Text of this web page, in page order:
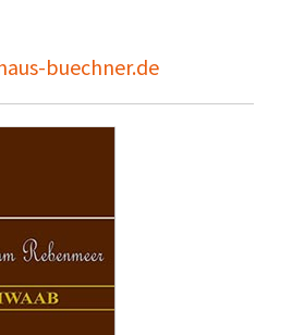
buechner.de